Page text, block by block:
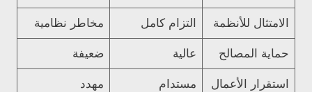
الامتثال للأنظمة التزام كامل مخاطر نظامية
حماية المصالح عالية ضعيفة
استقرار الأعمال مستدام مهدد